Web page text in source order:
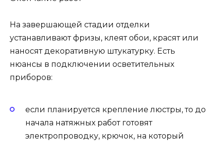
На завершающей стадии отделки
устанавливают фризы, клеят обои, красят или
наносят декоративную штукатурку. Есть
нюансы в подключении осветительных
приборов:
если планируется крепление люстры, то до
начала натяжных работ готовят
электропроводку, крючок, на который